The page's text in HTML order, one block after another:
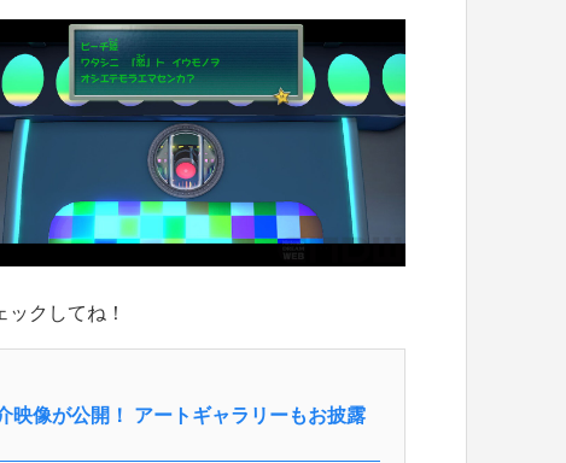
クしてね！
映像が公開！ アートギャラリーもお披露